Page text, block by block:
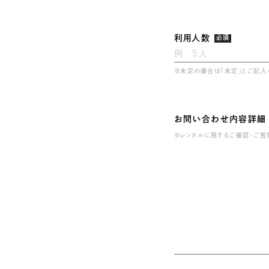
利用人数 必須
※未定の場合は「未定」とご記入
お問い合わせ内容詳細
※レンタルに関するご確認・ご質